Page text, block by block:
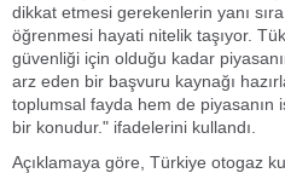
dikkat etmesi gerekenlerin yanı
öğrenmesi hayati nitelik taşıyor.
güvenliği için olduğu kadar
arz eden bir başvuru kaynağı
toplumsal fayda hem de piyasanın
bir konudur." ifadelerini kullandı.
Açıklamaya göre, Türkiye otogaz